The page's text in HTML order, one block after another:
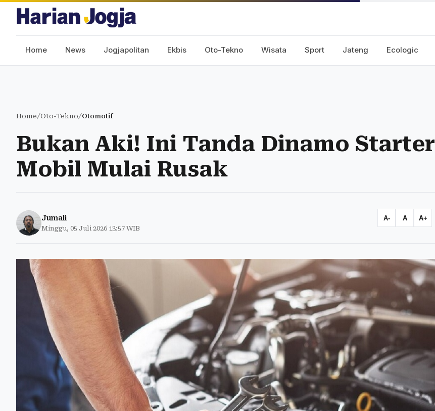
Home News Jogjapolitan Ekbis Oto-Tekno Wisata Sport Jateng Ecologic
Home/Oto-Tekno/Otomotif
Bukan Aki! Ini Tanda Dinamo Starter
Mobil Mulai Rusak
Jumali
Minggu, 05 Juli 2026 13:57 WIB
A- A A+